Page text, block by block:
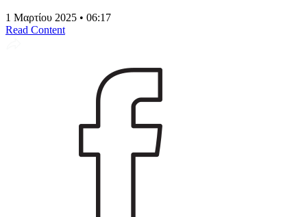
1 Μαρτίου 2025 • 06:17
Read Content